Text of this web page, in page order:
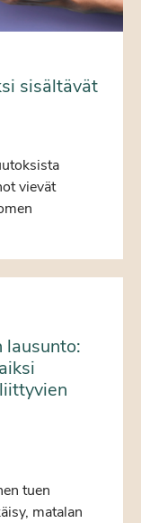
sisältävät
vievät
lausunto:
tuen
matalan